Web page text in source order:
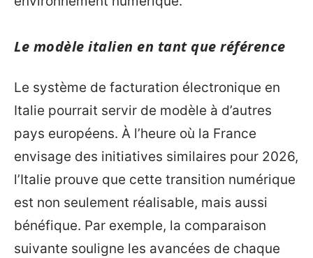
Le modèle italien en tant que référence
Le système de facturation électronique en
Italie pourrait servir de modèle à d’autres
pays européens. À l’heure où la France
envisage des initiatives similaires pour 2026,
l’Italie prouve que cette transition numérique
est non seulement réalisable, mais aussi
bénéfique. Par exemple, la comparaison
suivante souligne les avancées de chaque